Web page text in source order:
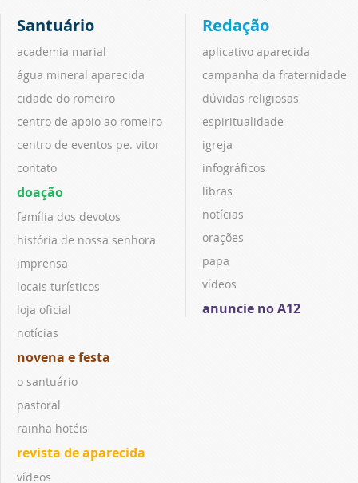
Santuário
academia marial
água mineral aparecida
cidade do romeiro
centro de apoio ao romeiro
centro de eventos pe. vitor
contato
doação
família dos devotos
história de nossa senhora
imprensa
locais turísticos
loja oficial
notícias
novena e festa
o santuário
pastoral
rainha hotéis
revista de aparecida
vídeos
Redação
aplicativo aparecida
campanha da fraternidade
dúvidas religiosas
espiritualidade
igreja
infográficos
libras
notícias
orações
papa
vídeos
anuncie no A12